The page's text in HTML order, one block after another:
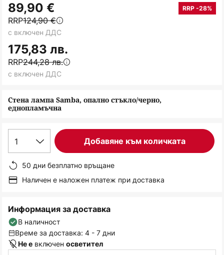
към
началото
на
галерия
със
снимки
Стена лампа Samba, опално стъкло/черно,
еднопламъчна
89,90 € RRP -28%
RRP124,90 €
175,83 лв.
RRP244,28 лв.
с включен ДДС
с включен ДДС
1 Добавяне към количката
50 дни безплатно връщане
Наличен е наложен платеж при доставка
Информация за доставка
В наличност
Време за доставка: 4 - 7 дни
Не е включен осветител